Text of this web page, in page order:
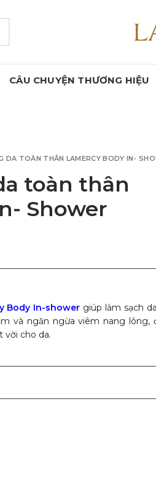
CÂU CHUYỆN THƯƠNG HIỆU
DA TOÀN THÂN LAMERCY BODY IN-
toàn thân
Shower
Body In-shower giúp làm sạch
và ngăn ngừa viêm nang lông,
vời cho da.